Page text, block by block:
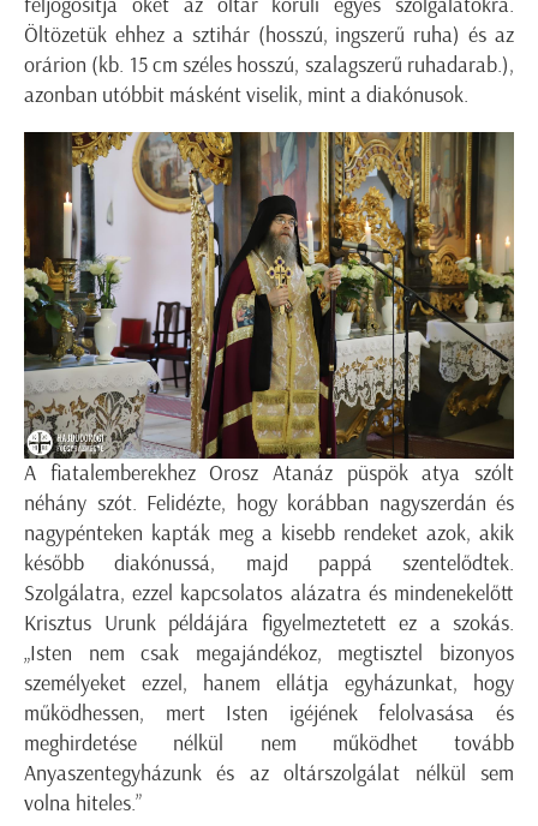
Öltözetük ehhez a sztihár (hosszú, ingszerű ruha) és az
orárion (kb. 15 cm széles hosszú, szalagszerű ruhadarab.),
azonban utóbbit másként viselik, mint a diakónusok.
A fiatalemberekhez Orosz Atanáz püspök atya szólt
néhány szót. Felidézte, hogy korábban nagyszerdán és
nagypénteken kapták meg a kisebb rendeket azok, akik
később diakónussá, majd pappá szentelődtek.
Szolgálatra, ezzel kapcsolatos alázatra és mindenekelőtt
Krisztus Urunk példájára figyelmeztetett ez a szokás.
„Isten nem csak megajándékoz, megtisztel bizonyos
személyeket ezzel, hanem ellátja egyházunkat, hogy
működhessen, mert Isten igéjének felolvasása és
meghirdetése nélkül nem működhet tovább
Anyaszentegyházunk és az oltárszolgálat nélkül sem
volna hiteles.”